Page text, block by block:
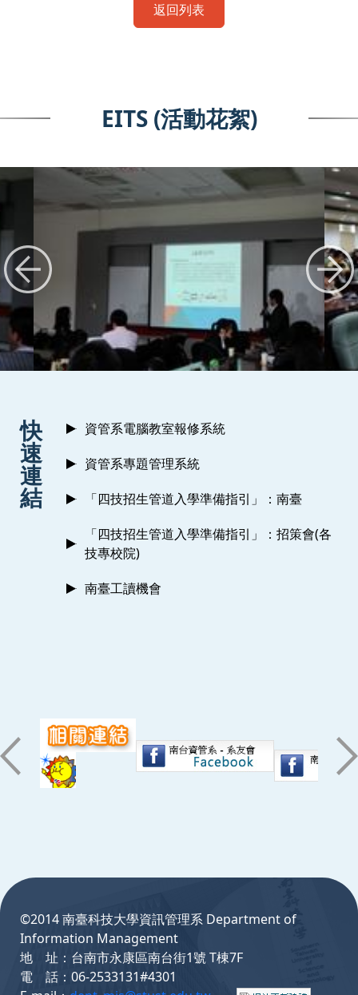
返回列表
EITS (活動花絮)
:::
快
速
連
結
資管系電腦教室報修系統
資管系專題管理系統
「四技招生管道入學準備指引」：南臺
「四技招生管道入學準備指引」：招策會(各
技專校院)
南臺工讀機會
©2014 南臺科技大學資訊管理系 Department of
Information Management
地 址：台南市永康區南台街1號 T棟7F
電 話：06-2533131#4301